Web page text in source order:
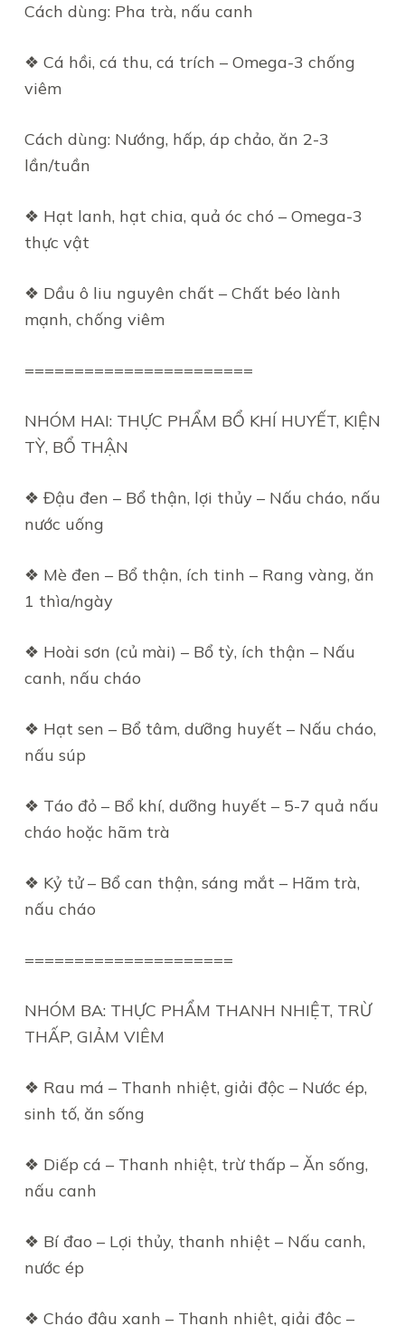
Cách dùng: Pha trà, nấu canh
❖ Cá hồi, cá thu, cá trích – Omega-3 chống
viêm
Cách dùng: Nướng, hấp, áp chảo, ăn 2-3
lần/tuần
❖ Hạt lanh, hạt chia, quả óc chó – Omega-3
thực vật
❖ Dầu ô liu nguyên chất – Chất béo lành
mạnh, chống viêm
=======================
NHÓM HAI: THỰC PHẨM BỔ KHÍ HUYẾT, KIỆN
TỲ, BỔ THẬN
❖ Đậu đen – Bổ thận, lợi thủy – Nấu cháo, nấu
nước uống
❖ Mè đen – Bổ thận, ích tinh – Rang vàng, ăn
1 thìa/ngày
❖ Hoài sơn (củ mài) – Bổ tỳ, ích thận – Nấu
canh, nấu cháo
❖ Hạt sen – Bổ tâm, dưỡng huyết – Nấu cháo,
nấu súp
❖ Táo đỏ – Bổ khí, dưỡng huyết – 5-7 quả nấu
cháo hoặc hãm trà
❖ Kỷ tử – Bổ can thận, sáng mắt – Hãm trà,
nấu cháo
=====================
NHÓM BA: THỰC PHẨM THANH NHIỆT, TRỪ
THẤP, GIẢM VIÊM
❖ Rau má – Thanh nhiệt, giải độc – Nước ép,
sinh tố, ăn sống
❖ Diếp cá – Thanh nhiệt, trừ thấp – Ăn sống,
nấu canh
❖ Bí đao – Lợi thủy, thanh nhiệt – Nấu canh,
nước ép
❖ Cháo đậu xanh – Thanh nhiệt, giải độc –